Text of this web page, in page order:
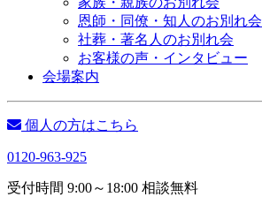
恩師・同僚・知人のお別れ会
社葬・著名人のお別れ会
お客様の声・インタビュー
会場案内
個人の方はこちら
0120-963-925
受付時間 9:00～18:00 相談無料